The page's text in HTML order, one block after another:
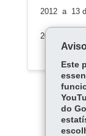
2012 a 13
2017 a 2021
Este
do